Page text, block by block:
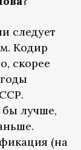
следует
Кодир
скорее
лучше,
(на